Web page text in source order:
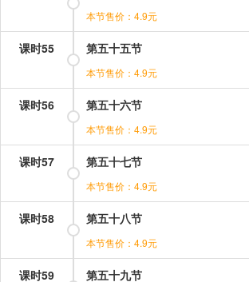
本节售价：4.9元
课时55 第五十五节
本节售价：4.9元
课时56 第五十六节
本节售价：4.9元
课时57 第五十七节
本节售价：4.9元
课时58 第五十八节
本节售价：4.9元
课时59 第五十九节